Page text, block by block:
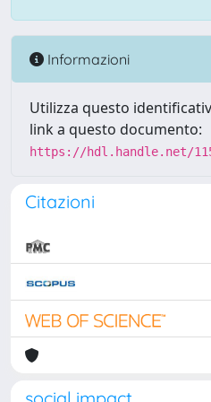
Informazioni
Utilizza questo
link a questo documento:
https://hdl.handle.net/
Citazioni